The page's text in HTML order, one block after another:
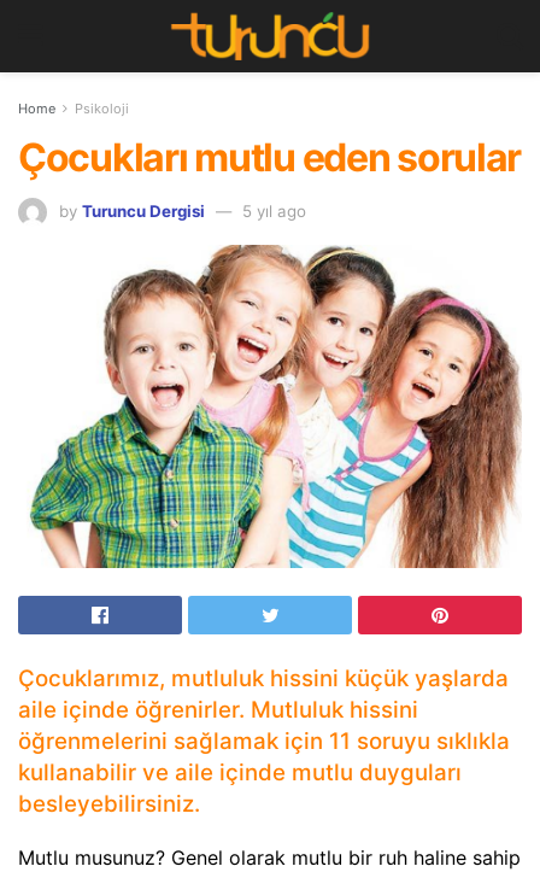
Home Psikoloji
Çocukları mutlu eden sorular
by Turuncu Dergisi 5 yıl ago
Çocuklarımız, mutluluk hissini küçük yaşlarda
aile içinde öğrenirler. Mutluluk hissini
öğrenmelerini sağlamak için 11 soruyu sıklıkla
kullanabilir ve aile içinde mutlu duyguları
besleyebilirsiniz.
Mutlu musunuz? Genel olarak mutlu bir ruh haline sahip